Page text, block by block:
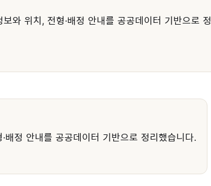
와 위치, 전형·배정 안내를 공공데이터 기반으로 정
정 안내를 공공데이터 기반으로 정리했습니다.